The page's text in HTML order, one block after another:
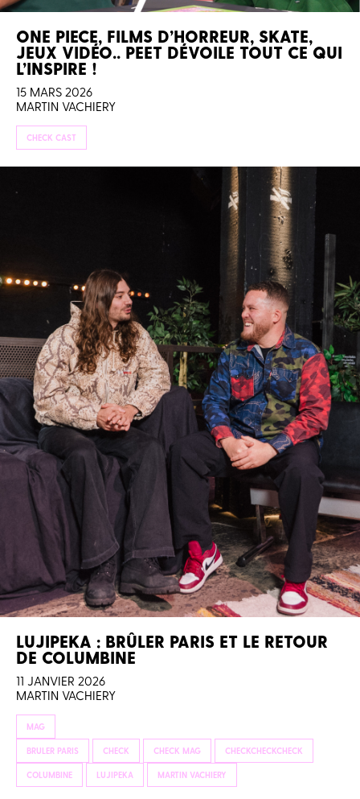
ONE PIECE, FILMS D’HORREUR, SKATE,
JEUX VIDÉO.. PEET DÉVOILE TOUT CE QUI
L’INSPIRE !
15 MARS 2026
MARTIN VACHIERY
CHECK CAST
LUJIPEKA : BRÛLER PARIS ET LE RETOUR
DE COLUMBINE
11 JANVIER 2026
MARTIN VACHIERY
MAG
BRULER PARIS CHECK CHECK MAG CHECKCHECKCHECK
COLUMBINE LUJIPEKA MARTIN VACHIERY